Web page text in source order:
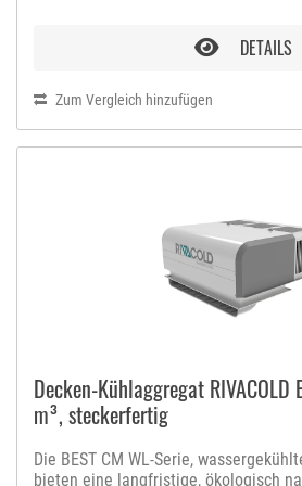
erforderliche Kältemittelmenge zu
g pro pro Kreislauf), so dass eine
Kondensation sorgt für eine
hinaus verwenden diese Produkte
führen. Die neue RIV-OLUTION-
intern entwickelte Software, mit
garantieren höchste Präzision und
Temperaturregelung und eine
DETAILS
Zum Vergleich hinzufügen
Decken-Kühlaggregat RIVACOLD
m³, steckerfertig
Die BEST CM WL-Serie,
bieten eine langfristige, ökologisch